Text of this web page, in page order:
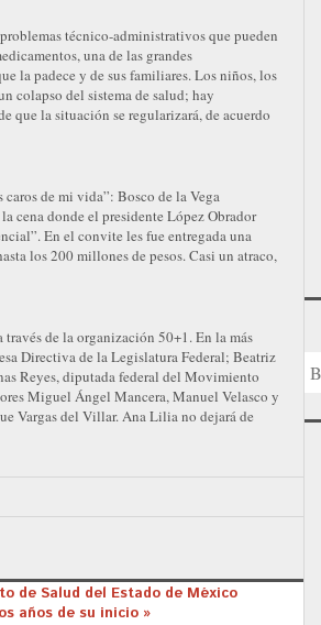
técnico-administrativos que pueden
una de las grandes
la padece y de sus familiares. Los niños, los
colapso del sistema de salud; hay
que la situación se regularizará, de acuerdo
de mi vida”: Bosco de la Vega
cena donde el presidente López Obrador
En el convite les fue entregada una
los 200 millones de pesos. Casi un atraco,
de la organización 50+1. En la más
Directiva de la Legislatura Federal; Beatriz
Reyes, diputada federal del Movimiento
Miguel Ángel Mancera, Manuel Velasco y
Vargas del Villar. Ana Lilia no dejará de
de Salud del Estado de México
años de su inicio »